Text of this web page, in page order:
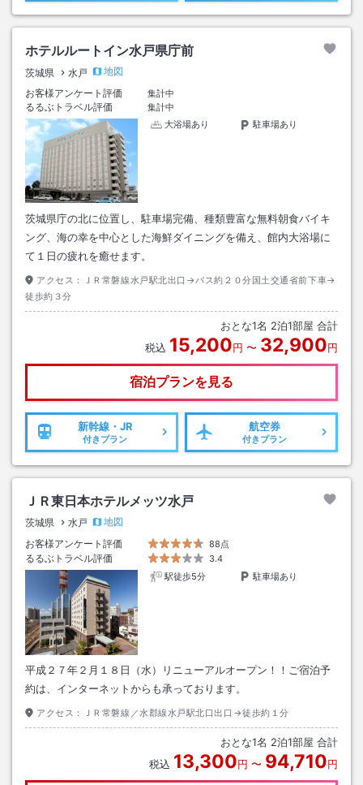
ホテルルートイン水戸県庁前
茨城県 水戸
地図
お客様アンケート評価
集計中
るるぶトラベル評価
集計中
大浴場あり
駐車場あり
茨城県庁の北に位置し、駐車場完備、種類豊富な無料朝食バイキ
ング、海の幸を中心とした海鮮ダイニングを備え、館内大浴場に
て１日の疲れを癒せます。
アクセス：
ＪＲ常磐線水戸駅北出口→バス約２０分国土交通省前下車→
徒歩約３分
おとな1名 2泊1部屋 合計
税込 15,200円 〜 32,900円
宿泊プランを見る
新幹線・JR
付きプラン
航空券
付きプラン
ＪＲ東日本ホテルメッツ水戸
茨城県 水戸
地図
お客様アンケート評価
88点
るるぶトラベル評価
3.4
駅徒歩5分
駐車場あり
平成２７年２月１８日（水）リニューアルオープン！！ご宿泊予
約は、インターネットからも承っております。
アクセス： ＪＲ常磐線／水郡線水戸駅北口出口→徒歩約１分
おとな1名 2泊1部屋 合計
税込 13,300円 〜 94,710円